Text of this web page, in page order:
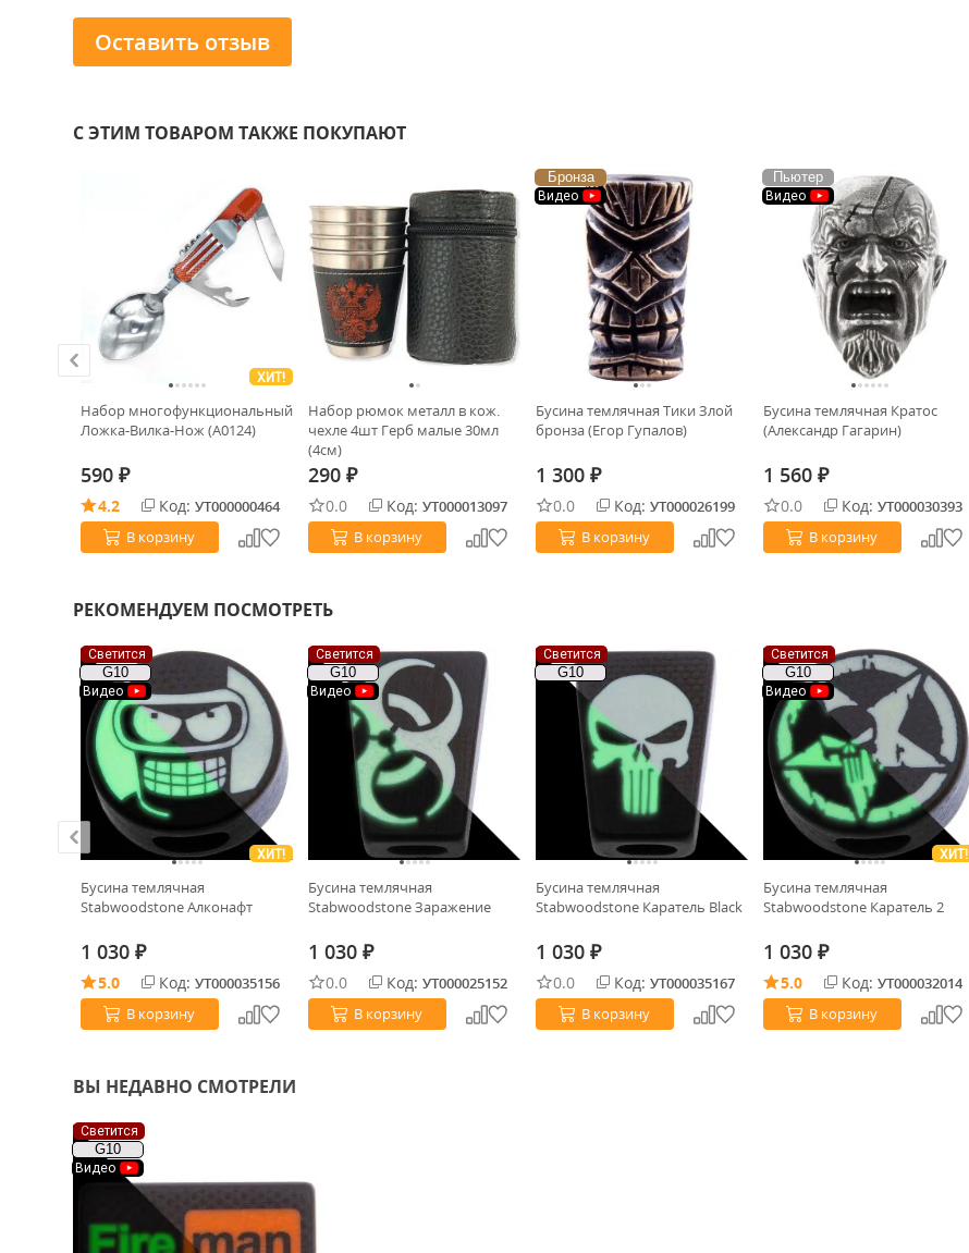
Оставить отзыв
С ЭТИМ ТОВАРОМ ТАКЖЕ ПОКУПАЮТ
ХИТ!
Набор многофункциональный
Ложка-Вилка-Нож (А0124)
590 ₽
4.2 Код: УТ000000464
В корзину
Набор рюмок металл в кож.
чехле 4шт Герб малые 30мл
(4см)
290 ₽
0.0 Код: УТ000013097
В корзину
Бронза
Видео
Бусина темлячная Тики Злой
бронза (Егор Гупалов)
1 300 ₽
0.0 Код: УТ000026199
В корзину
Пьютер
Видео
Бусина темлячная Кратос
(Александр Гагарин)
1 560 ₽
0.0 Код: УТ000030393
В корзину
РЕКОМЕНДУЕМ ПОСМОТРЕТЬ
Светится
G10
Видео
ХИТ!
Бусина темлячная
Stabwoodstone Алконафт
1 030 ₽
5.0 Код: УТ000035156
В корзину
Светится
G10
Видео
Бусина темлячная
Stabwoodstone Заражение
1 030 ₽
0.0 Код: УТ000025152
В корзину
Светится
G10
Бусина темлячная
Stabwoodstone Каратель Black
1 030 ₽
0.0 Код: УТ000035167
В корзину
Светится
G10
Видео
ХИТ!
Бусина темлячная
Stabwoodstone Каратель 2
1 030 ₽
5.0 Код: УТ000032014
В корзину
ВЫ НЕДАВНО СМОТРЕЛИ
Светится
G10
Видео